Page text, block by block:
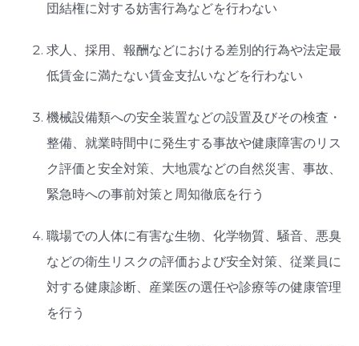
団結権に対する妨害行為などを行わない
求人、採用、報酬などにおける差別的行為や法定最
低賃金に満たない賃金支払いなどを行わない
機械設備類への安全装置などの設置及びその検査・
整備、就業時間中に発生する事故や健康障害のリス
ク評価と安全対策、大地震などの自然災害、事故、
緊急時への事前対策と周知徹底を行う
職場での人体に有害な生物、化学物質、騒音、悪臭
などの衛生リスクの評価および安全対策、従業員に
対する健康診断、産業医の選任や診療等の健康管理
を行う